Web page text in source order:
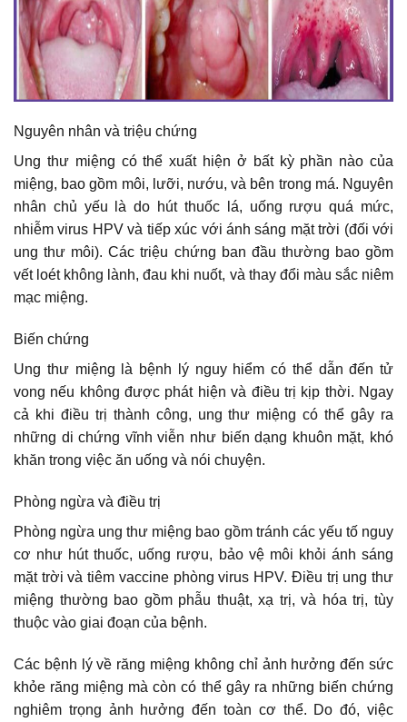
Nguyên nhân và triệu chứng
Ung thư miệng có thể xuất hiện ở bất kỳ phần nào của
miệng, bao gồm môi, lưỡi, nướu, và bên trong má. Nguyên
nhân chủ yếu là do hút thuốc lá, uống rượu quá mức,
nhiễm virus HPV và tiếp xúc với ánh sáng mặt trời (đối với
ung thư môi). Các triệu chứng ban đầu thường bao gồm
vết loét không lành, đau khi nuốt, và thay đổi màu sắc niêm
mạc miệng.
Biến chứng
Ung thư miệng là bệnh lý nguy hiểm có thể dẫn đến tử
vong nếu không được phát hiện và điều trị kịp thời. Ngay
cả khi điều trị thành công, ung thư miệng có thể gây ra
những di chứng vĩnh viễn như biến dạng khuôn mặt, khó
khăn trong việc ăn uống và nói chuyện.
Phòng ngừa và điều trị
Phòng ngừa ung thư miệng bao gồm tránh các yếu tố nguy
cơ như hút thuốc, uống rượu, bảo vệ môi khỏi ánh sáng
mặt trời và tiêm vaccine phòng virus HPV. Điều trị ung thư
miệng thường bao gồm phẫu thuật, xạ trị, và hóa trị, tùy
thuộc vào giai đoạn của bệnh.
Các bệnh lý về răng miệng không chỉ ảnh hưởng đến sức
khỏe răng miệng mà còn có thể gây ra những biến chứng
nghiêm trọng ảnh hưởng đến toàn cơ thể. Do đó, việc